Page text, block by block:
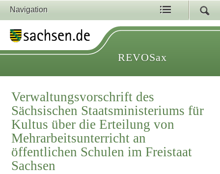
Navigation
REVOSax
Verwaltungsvorschrift des
Sächsischen Staatsministeriums für
Kultus über die Erteilung von
Mehrarbeitsunterricht an
öffentlichen Schulen im Freistaat
Sachsen